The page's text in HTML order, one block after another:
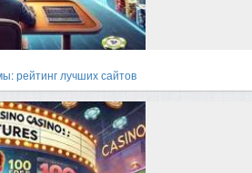
рейтинг лучших сайтов